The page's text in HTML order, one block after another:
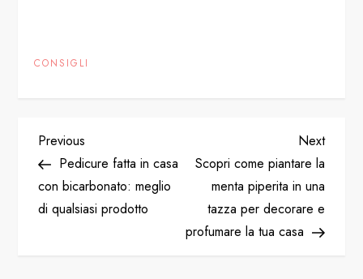
CONSIGLI
P
o
s
Previous
Post
Previous
Pedicure fatta in casa
con bicarbonato: meglio
di qualsiasi prodotto
Next
Post
Next
Scopri come piantare la
menta piperita in una
tazza per decorare e
profumare la tua casa